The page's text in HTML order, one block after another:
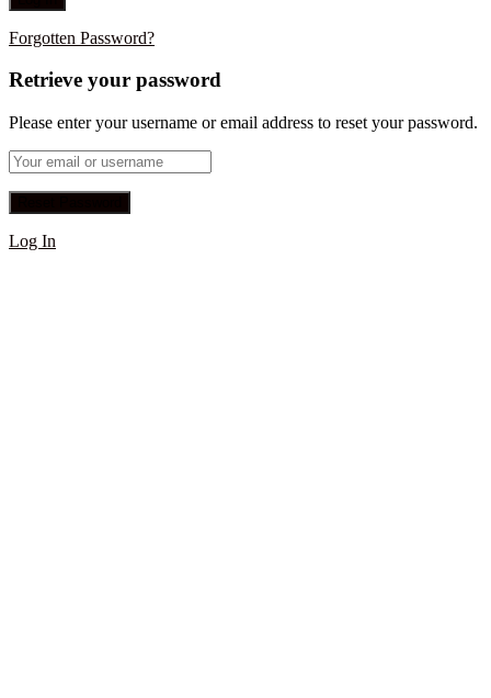
Forgotten Password?
Retrieve your password
Please enter your username or email address to reset your password.
Log In